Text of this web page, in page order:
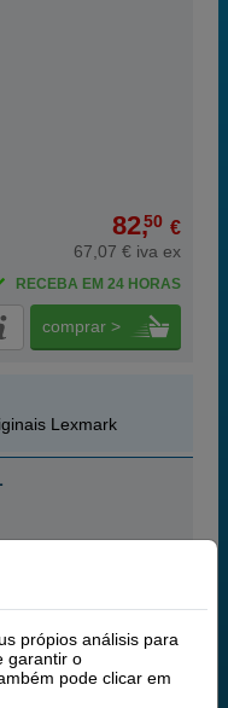
82,50 €
67,07 € iva ex
RECEBA EM 24 HORAS
comprar >
Lexmark
própios análisis para
garantir o
pode clicar em